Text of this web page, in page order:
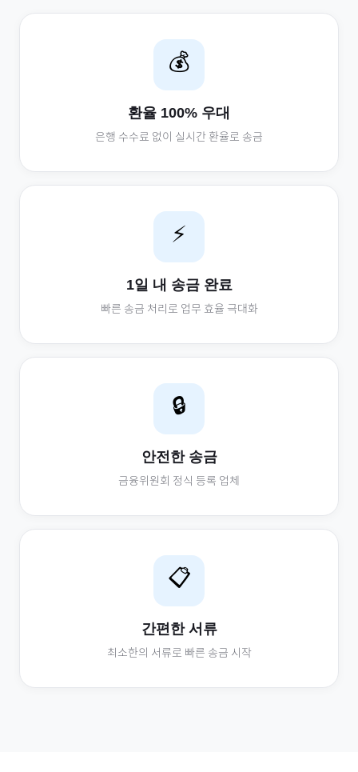
💰
환율 100% 우대
은행 수수료 없이 실시간 환율로 송금
⚡
1일 내 송금 완료
빠른 송금 처리로 업무 효율 극대화
🔒
안전한 송금
금융위원회 정식 등록 업체
📋
간편한 서류
최소한의 서류로 빠른 송금 시작